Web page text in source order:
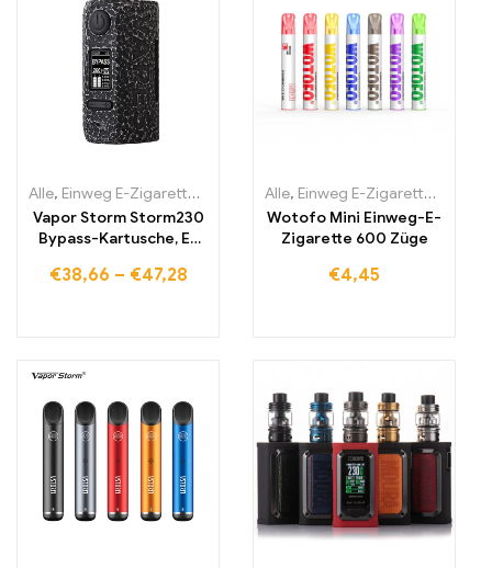
Alle, Einweg E-Zigaretten Einweg-E-Zigaretten Litauen,Einweg-
Vapor Storm Storm230
Bypass-Kartusche, E-
€38,66 – €47,28
Alle, Einweg E-Zigaretten
Wotofo Mini Einweg-E-
Zigarette 600 Züge
€4,45